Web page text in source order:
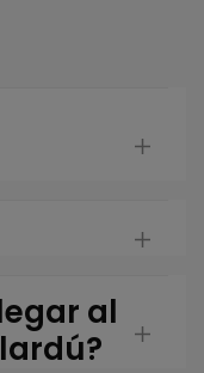
al